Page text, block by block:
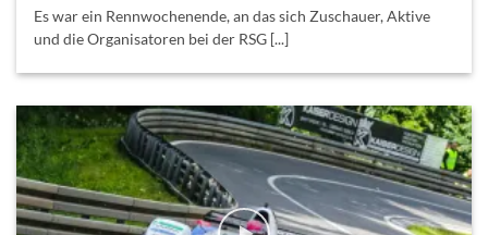
Es war ein Rennwochenende, an das sich Zuschauer, Aktive
und die Organisatoren bei der RSG [...]